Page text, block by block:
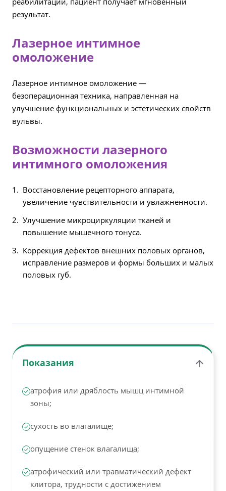
результат.
Лазерное интимное
омоложение
Лазерное интимное омоложение —
безоперационная техника, направленная на
улучшение функциональных и эстетических свойств
вульвы.
Возможности лазерного
интимного омоложения
Восстановление рецепторного аппарата,
увеличение чувствительности и увлажненности.
Улучшение микроциркуляции тканей и
повышение мышечного тонуса.
Коррекция дефектов внешних половых органов,
исправление размеров и формы больших и малых
половых губ.
Показания
атрофия или дряблость мышц интимной
зоны;
сухость во влагалище;
опущение стенок влагалища;
атрофический или травматический дефект
клитора, трудности с достижением